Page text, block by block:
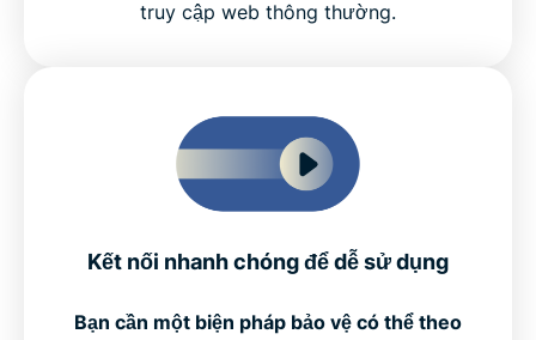
truy cập web thông thường.
Kết nối nhanh chóng để dễ sử dụng
Bạn cần một biện pháp bảo vệ có thể theo